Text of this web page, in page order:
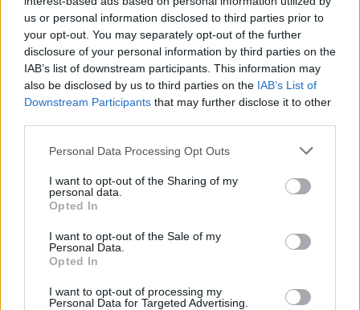
us or personal information disclosed to third parties prior to
your opt-out. You may separately opt-out of the further
disclosure of your personal information by third parties on the
IAB’s list of downstream participants. This information may
also be disclosed by us to third parties on the IAB’s List of
Downstream Participants that may further disclose it to other
Personal Data Processing Opt Outs
I want to opt-out of the Sharing of my
personal data.
Opted In
I want to opt-out of the Sale of my
Personal Data.
Opted In
I want to opt-out of processing my
Personal Data for Targeted Advertising.
Steur kiest voor Newcastle na gemiste
duidelijkheid bij Ajax
Blind kan bij Ajax de speler naast Míchel worden
De transferprioriteiten van Ajax worden steeds
duidelijker
Ajax begint voorbereiding met nederlaag: zo ziet
de route naar PEC eruit
Zo overtuigde PSV Sven Mijnans en bleef Ajax
met lege handen achter